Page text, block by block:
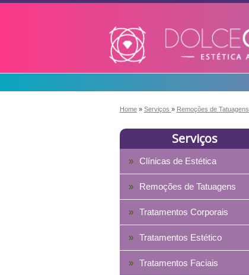
Home » Serviços » Remoções de Tatuagens
Serviços
Clínicas de Estética
Remoções de Tatuagens
Tratamentos Corporais
Tratamentos Estético
Tratamentos Faciais